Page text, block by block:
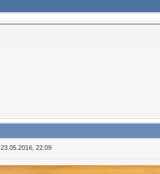
23.05.2016, 22:09